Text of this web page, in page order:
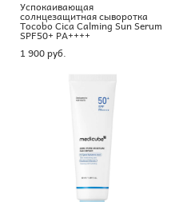
Успокаивающая
солнцезащитная сыворотка
Tocobo Cica Calming Sun Serum
SPF50+ PA++++
1 900 pуб.